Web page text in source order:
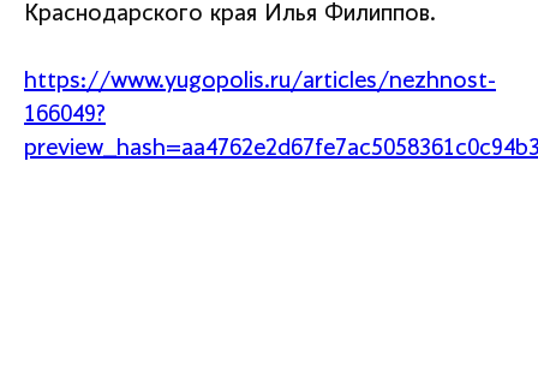
Краснодарского края Илья Филиппов.
https://www.yugopolis.ru/articles/nezhnost-
166049?